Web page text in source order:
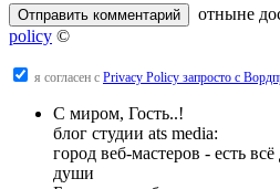
отныне
policy ©
я согласен с Privacy Policy запросто с
С миром, Гость..!
блог студии ats media:
город веб-мастеров - есть
души